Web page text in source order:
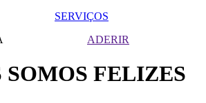
SERVIÇOS
ADERIR
FELIZES